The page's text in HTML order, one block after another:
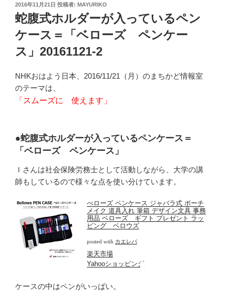
投
稿
日:
2016年11月21日 投稿者: MAYURIKO
蛇腹式ホルダーが入っているペン
ケース＝「ベローズ ペンケー
ス」20161121-2
NHKおはよう日本、2016/11/21（月）のまちかど情報室
のテーマは、
「スムーズに 使えます」
●蛇腹式ホルダーが入っているペンケース＝
「ベローズ ペンケース」
Ｉさんは社会保険労務士として活動しながら、大学の講
師もしているので様々な点を使い分けています。
べローズ ペンケース ジャバラ式 ポーチ
メイク 道具入れ 筆箱 デザイン文具 事務
用品 ベローズ ギフト プレゼント ラッ
ピング ベロウズ
posted with カエレバ
楽天市場
Yahooショッピング
ケースの中はペンがいっぱい。